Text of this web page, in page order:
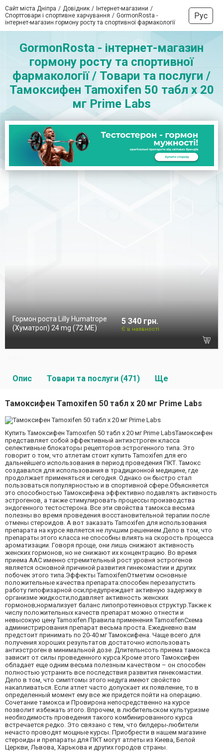
Сайт міста Дніпра Довідник
Інтернет-магазини
Спорттовари і спортивне харчування
GormonRosta -
інтернет-магазин гормону росту та спортивної фармакології
Рус
GormonRosta - інтернет-магазин
гормону росту та спортивної
фармакології / Товари та послуги /
Тамоксифен Tamoxifen 50 табл х 20
мг Prime Labs
Гормон роста Lilly Humatrope
(Хуматроп) 24 mg (72 МЕ)
5 340 грн.
Є в наявності
Опис Товари та послуги (471) Ще
Тамоксифен Tamoxifen 50 табл х 20 мг Prime Labs
Купить Тамоксифен Tamoxifen 50 табл х 20 мг Prime LabsТамоксифен
представляет собой эффективный антиэстроген класса
селективные блокаторы рецепторов эстрогенного типа. Это
говорит о том, что атлетам стоит купить Tamoxifen для его
дальнейшего использования в период проведения ПКТ. Тамокс
создавался для использования в традиционной медицине, где
продолжает применяться и сегодня. Однако он быстро стал
пользоваться популярностью и в спортивной сфере.Объясняется
это способностью Тамоксифена эффективно подавлять активность
эстрогенов, а также стимулировать процессы производства
эндогенного тестостерона. Все эти свойства тамокса весьма
полезны во время проведения восстановительной терапии после
отмены стероидов. А вот заказать Tamoxifen для использования
препарата на курсе является не лучшим решением.Дело в том, что
препараты этого класса не способны влиять на скорость процесса
ароматизации. Говоря проще, они лишь снижают активность
женских гормонов, но не снижают их концентрацию. Во время
приема ААС именно стремительный рост уровня эстрогенов
является основной причиной развития гинекомастии и других
побочек этого типа.Эффекты TamoxifenОтметим основные
положительные качества препарата:способен перезапустить
работу гипофизарной оси;предупреждает активную задержку в
организме жидкости;подавляет активность женских
гормонов;нормализует баланс липопротеиновых структур.Также к
числу положительных качеств препарат можно отнести и
невысокую цену Tamoxifen.Правила применения TamoxifenСхема
администрирования препарат весьма проста. Ежедневно вам
предстоит принимать по 20-40 мг Тамоксифена. Чаще всего для
получения хороших результатов достаточно использовать
антиэстроген в минимальной дозе. Длительнсоть приема тамокса
зависит от силы проведенного курса.Кроме этого Тамоксифен
обладает еще одним весьма полезным качеством – он способен
полностью устранить все последствия развития гинекомастии.
Дело в том, что симптомы этого недуга имеют свойство
накапливаться. Если атлет часто допускает их появление, то в
определенный момент ему все же придется пойти на операцию.
Сочетание тамокса и Провирона непосредственно на курсе
позволит избежать этого. Впрочем, в любительском культуризме
необходимость проведения такого комбинированного курса
встречается редко. Это связано с тем, что билдеры-любители
нечасто проводят мощные курсы. Приобрести в нашем магазине
стероиды и препараты для ПКТ могут атлеты из Киева, Белой
Церкви, Львова, Харькова и других городов страны.